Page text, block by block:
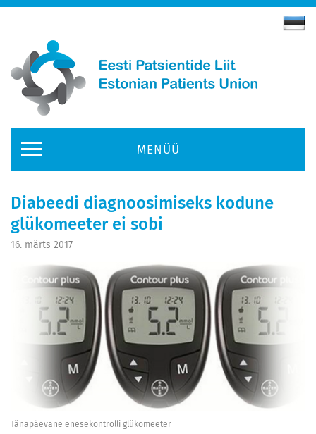
MENÜÜ
Diabeedi diagnoosimiseks kodune
glükomeeter ei sobi
16. märts 2017
Tänapäevane enesekontrolli glükomeeter